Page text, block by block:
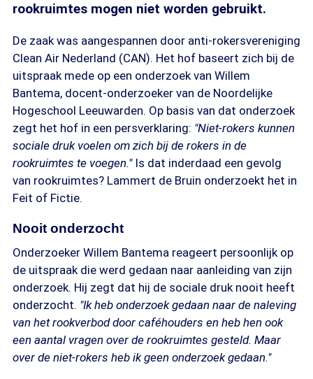
rookruimtes mogen niet worden gebruikt.
De zaak was aangespannen door anti-rokersvereniging
Clean Air Nederland (CAN). Het hof baseert zich bij de
uitspraak mede op een onderzoek van Willem
Bantema, docent-onderzoeker van de Noordelijke
Hogeschool Leeuwarden. Op basis van dat onderzoek
zegt het hof in een persverklaring: "Niet-rokers kunnen
sociale druk voelen om zich bij de rokers in de
rookruimtes te voegen." Is dat inderdaad een gevolg
van rookruimtes? Lammert de Bruin onderzoekt het in
Feit of Fictie.
Nooit onderzocht
Onderzoeker Willem Bantema reageert persoonlijk op
de uitspraak die werd gedaan naar aanleiding van zijn
onderzoek. Hij zegt dat hij de sociale druk nooit heeft
onderzocht. "Ik heb onderzoek gedaan naar de naleving
van het rookverbod door caféhouders en heb hen ook
een aantal vragen over de rookruimtes gesteld. Maar
over de niet-rokers heb ik geen onderzoek gedaan."